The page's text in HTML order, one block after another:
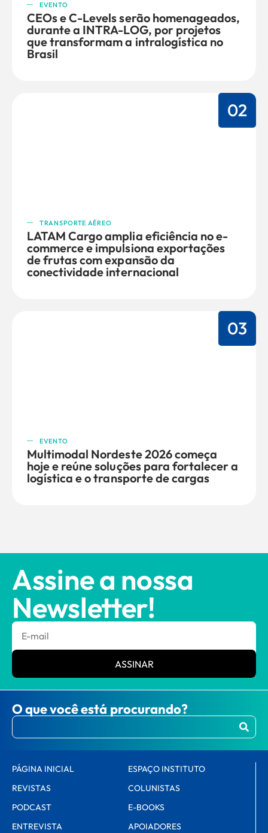
EVENTO
CEOs e C-Levels serão homenageados,
durante a INTRA-LOG, por projetos
que transformam a intralogística no
Brasil
02
TRANSPORTE AÉREO
LATAM Cargo amplia eficiência no e-
commerce e impulsiona exportações
de frutas com expansão da
conectividade internacional
03
EVENTO
Multimodal Nordeste 2026 começa
hoje e reúne soluções para fortalecer a
logística e o transporte de cargas
Assine a nossa
Newsletter!
ASSINAR
O que você está procurando?
PÁGINA INICIAL
REVISTAS
PODCAST
ENTREVISTA
ESPAÇO INSTITUTO
COLUNISTAS
E-BOOKS
APOIADORES